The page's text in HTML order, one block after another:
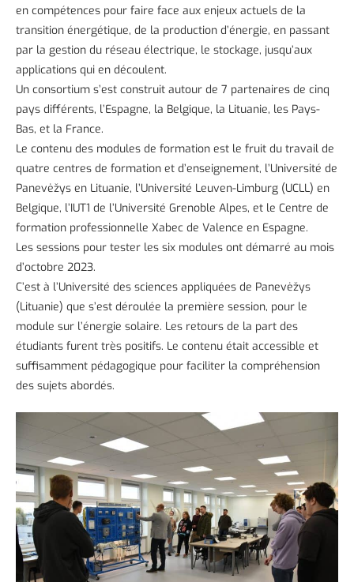
en compétences pour faire face aux enjeux actuels de la
transition énergétique, de la production d’énergie, en passant
par la gestion du réseau électrique, le stockage, jusqu’aux
applications qui en découlent.
Un consortium s’est construit autour de 7 partenaires de cinq
pays différents, l’Espagne, la Belgique, la Lituanie, les Pays-
Bas, et la France.
Le contenu des modules de formation est le fruit du travail de
quatre centres de formation et d’enseignement, l’Université de
Panevėžys en Lituanie, l’Université Leuven-Limburg (UCLL) en
Belgique, l’IUT1 de l’Université Grenoble Alpes, et le Centre de
formation professionnelle Xabec de Valence en Espagne.
Les sessions pour tester les six modules ont démarré au mois
d’octobre 2023.
C’est à l’Université des sciences appliquées de Panevėžys
(Lituanie) que s’est déroulée la première session, pour le
module sur l’énergie solaire. Les retours de la part des
étudiants furent très positifs. Le contenu était accessible et
suffisamment pédagogique pour faciliter la compréhension
des sujets abordés.